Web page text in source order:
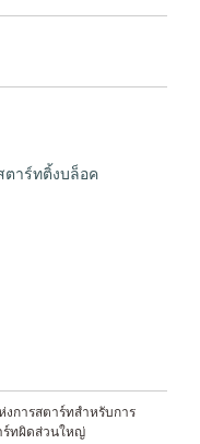
ตาร์ทติ้งบล็อค
งการสตาร์ทสำหรับการ
ร์ทผิดส่วนใหญ่